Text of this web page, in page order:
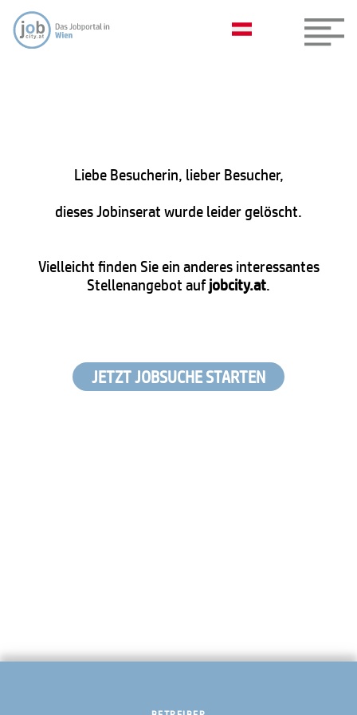
Liebe Besucherin, lieber Besucher,
dieses Jobinserat wurde leider gelöscht.
Vielleicht finden Sie ein anderes interessantes
Stellenangebot aufjobcity.at.
JETZT JOBSUCHE STARTEN